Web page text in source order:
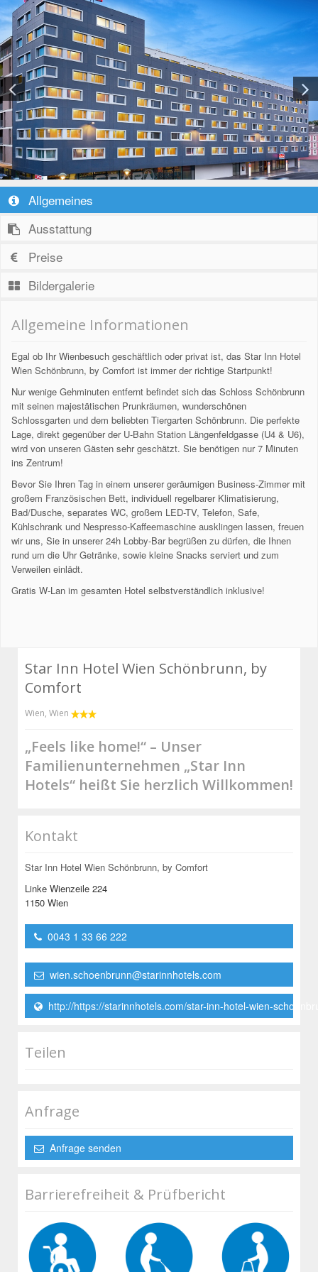
Allgemeines
Ausstattung
Preise
Bildergalerie
Allgemeine Informationen
Egal ob Ihr Wienbesuch geschäftlich oder privat ist, das Star Inn Hotel
Wien Schönbrunn, by Comfort ist immer der richtige Startpunkt!
Nur wenige Gehminuten entfernt befindet sich das Schloss Schönbrunn
mit seinen majestätischen Prunkräumen, wunderschönen
Schlossgarten und dem beliebten Tiergarten Schönbrunn. Die perfekte
Lage, direkt gegenüber der U-Bahn Station Längenfeldgasse (U4 & U6),
wird von unseren Gästen sehr geschätzt. Sie benötigen nur 7 Minuten
ins Zentrum!
Bevor Sie Ihren Tag in einem unserer geräumigen Business-Zimmer mit
großem Französischen Bett, individuell regelbarer Klimatisierung,
Bad/Dusche, separates WC, großem LED-TV, Telefon, Safe,
Kühlschrank und Nespresso-Kaffeemaschine ausklingen lassen, freuen
wir uns, Sie in unserer 24h Lobby-Bar begrüßen zu dürfen, die Ihnen
rund um die Uhr Getränke, sowie kleine Snacks serviert und zum
Verweilen einlädt.
Gratis W-Lan im gesamten Hotel selbstverständlich inklusive!
Star Inn Hotel Wien Schönbrunn, by
Comfort
Wien, Wien
„Feels like home!“ – Unser
Familienunternehmen „Star Inn
Hotels“ heißt Sie herzlich Willkommen!
Kontakt
Star Inn Hotel Wien Schönbrunn, by Comfort
Linke Wienzeile 224
1150 Wien
0043 1 33 66 222
wien.schoenbrunn@starinnhotels.com
http://https://starinnhotels.com/star-inn-hotel-wien-
Teilen
Anfrage
Anfrage senden
Barrierefreiheit & Prüfbericht